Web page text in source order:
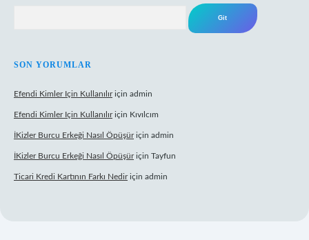
SON YORUMLAR
Efendi Kimler Için Kullanılıriçin admin
Efendi Kimler Için Kullanılıriçin Kıvılcım
İKizler Burcu Erkeği Nasıl Öpüşüriçin admin
İKizler Burcu Erkeği Nasıl Öpüşüriçin Tayfun
Ticari Kredi Kartının Farkı Nediriçin admin